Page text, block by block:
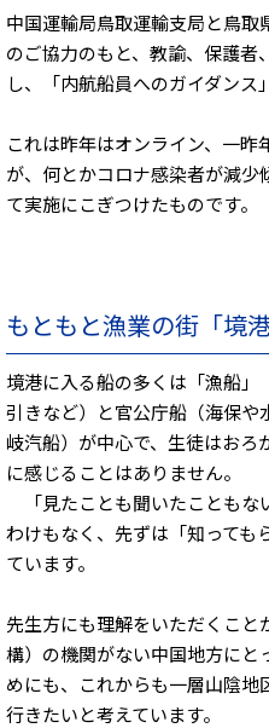
中国運輸局鳥取運輸支局と鳥取
のご協力のもと、教諭、保護者
し、「内航船員へのガイダンス
これは昨年はオンライン、一
が、何とかコロナ感染者が減
て実施にこぎつけたものです。
もともと漁業の街「境
境港に入る船の多くは「漁船
引きなど）と官公庁船（海保や
岐汽船）が中心で、生徒はおろ
に感じることはありません。
「見たことも聞いたこともな
わけもなく、先ずは「知っても
ています。
先生方にも理解をいただくこ
構）の機関がない中国地方にと
めにも、これからも一層山陰
行きたいと考えています。